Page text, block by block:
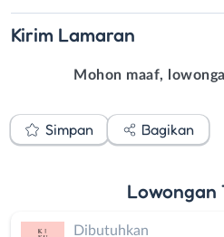
Kirim Lamaran
Mohon maaf,
Simpan Bagikan
Lowongan
Dibutuhkan